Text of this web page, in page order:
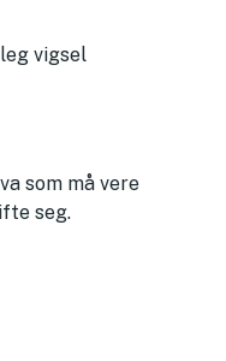
vigsel
som må vere
seg.